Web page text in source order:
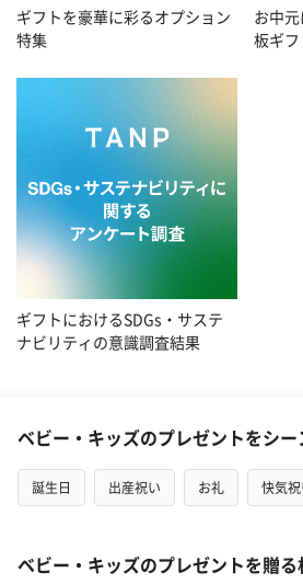
ギフトを豪華に彩るオプション
特集
お中
板ギ
ギフトにおけるSDGs・サステ
ナビリティの意識調査結果
ベビー・キッズのプレゼントをシ
誕生日 出産祝い お礼 快気祝
ベビー・キッズのプレゼントを贈る